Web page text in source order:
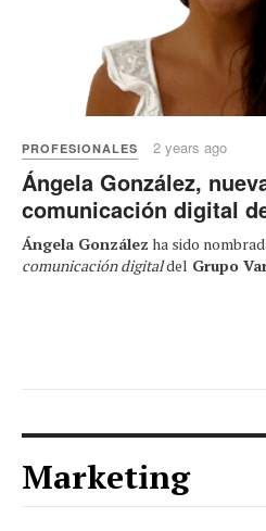
PROFESIONALES 2 years ago
Ángela González,
comunicación digital
Ángela González ha sido
comunicación digitaldel Grupo
Marketing